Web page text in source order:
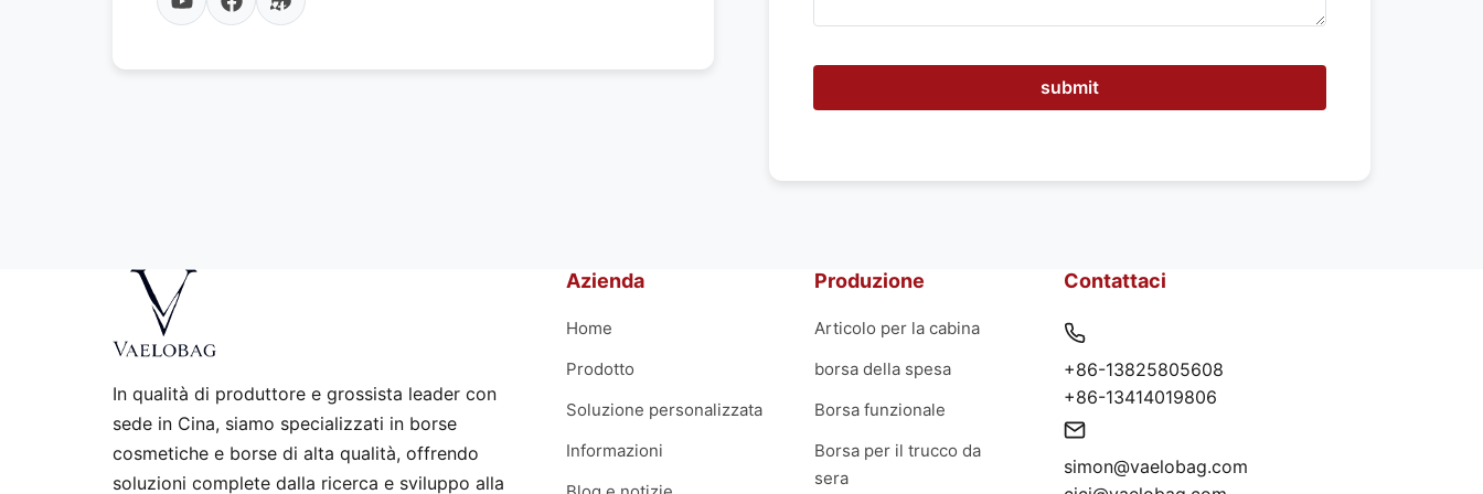
o
i
t
submit
In qualità di produttore e grossista leader con
sede in Cina, siamo specializzati in borse
cosmetiche e borse di alta qualità, offrendo
soluzioni complete dalla ricerca e sviluppo alla
Azienda
Home
Prodotto
Soluzione personalizzata
Informazioni
Produzione
Articolo per la cabina
borsa della spesa
Borsa funzionale
Borsa per il trucco da
sera
Contattaci
+86-13825805608
+86-13414019806
simon@vaelobag.com